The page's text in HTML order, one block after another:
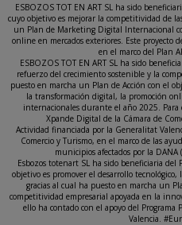
ESBOZOS TOT EN ART SL ha sido
cuyo objetivo es mejorar la competitividad de
un Plan de Marketing Digital Internacional
online en mercados exteriores. Este proyecto
en el marco del Plan
ESBOZOS TOT EN ART SL ha sido
refuerzo del crecimiento sostenible y la
puesto en marcha un Plan de Acción con el
la transformación digital, la promoción
internacionales durante el año 2025. Para
Xpande Digital de la Cámara de
Actividad financiada por la Generalitat
Comercio y Turismo, en el marco de las
municipios afectados por la
Esbozos totenart SL ha sido beneficiaria del
objetivo es promover el desarrollo
gracias al cual ha puesto en marcha un
competitividad empresarial apoyada en la
ello ha contado con el apoyo del Programa
Valencia.